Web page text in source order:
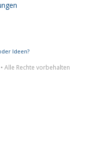
Ideen?
Alle Rechte vorbehalten